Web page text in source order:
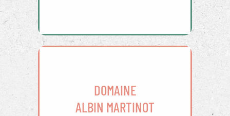
DOMAINE
ALBIN MARTINOT